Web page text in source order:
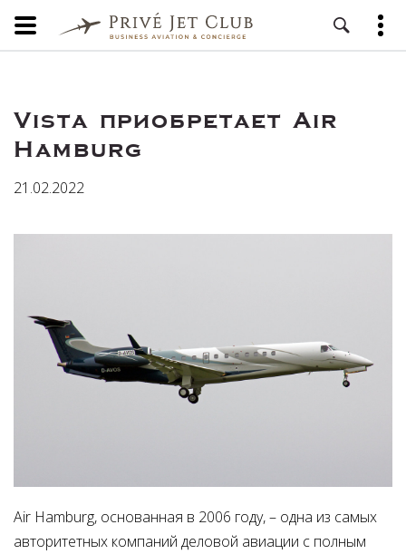
Vista приобретает Air
Hamburg
21.02.2022
Air Hamburg, основанная в 2006 году, – одна из самых
авторитетных компаний деловой авиации с полным